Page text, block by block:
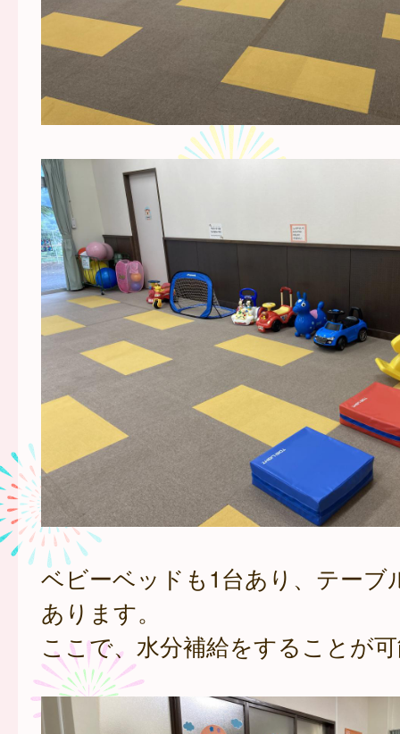
ベビーベッドも1台あり、テーブ
あります。
ここで、水分補給をすることが